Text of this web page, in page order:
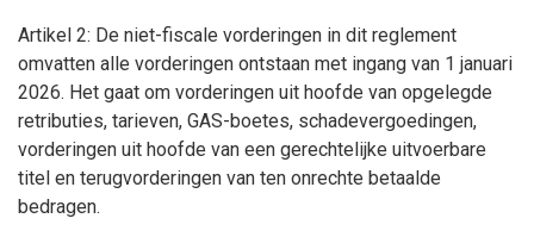
Artikel 2: De niet-fiscale vorderingen in dit reglement
omvatten alle vorderingen ontstaan met ingang van 1 januari
2026. Het gaat om vorderingen uit hoofde van opgelegde
retributies, tarieven, GAS-boetes, schadevergoedingen,
vorderingen uit hoofde van een gerechtelijke uitvoerbare
titel en terugvorderingen van ten onrechte betaalde
bedragen.